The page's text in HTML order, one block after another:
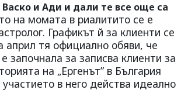
и Ади и дали те все още са
на момата в риалитито се е
Графикът й за клиенти се
тя официално обяви, че
започнала за записва клиенти за
на „Ергенът” в България
в него действа идеално